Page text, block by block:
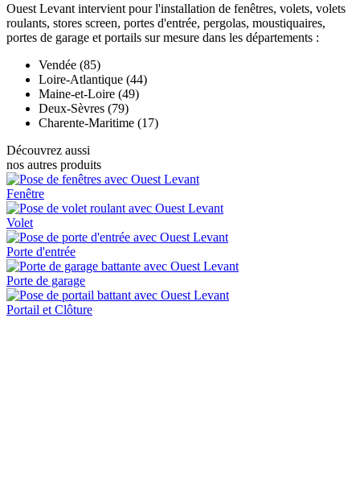
Ouest Levant intervient pour l'installation de fenêtres, volets, volets
roulants, stores screen, portes d'entrée, pergolas, moustiquaires,
portes de garage et portails sur mesure dans les départements :
Vendée (85)
Loire-Atlantique (44)
Maine-et-Loire (49)
Deux-Sèvres (79)
Charente-Maritime (17)
Découvrez aussi
nos autres produits
Fenêtre
Volet
Porte d'entrée
Porte de garage
Portail et Clôture